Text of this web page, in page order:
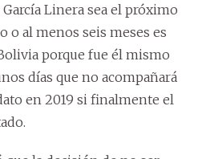
Linera sea el próximo
o al menos seis meses es
porque fue él mismo
días que no acompañará
en 2019 si finalmente el